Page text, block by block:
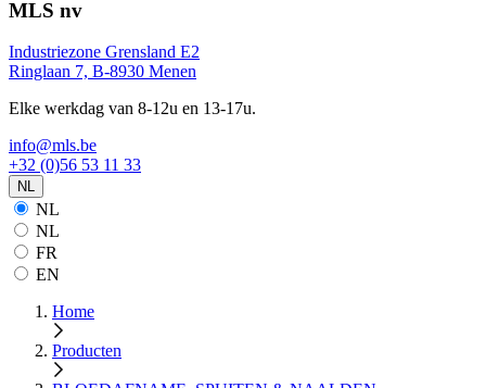
MLS nv
Industriezone Grensland E2
Ringlaan 7, B-8930 Menen
Elke werkdag van 8-12u en 13-17u.
info@mls.be
+32 (0)56 53 11 33
NL
NL
NL
FR
EN
Home
Producten